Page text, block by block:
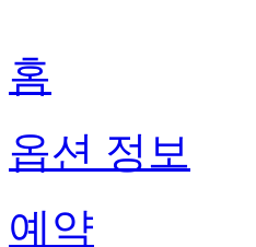
홈
옵션 정보
예약